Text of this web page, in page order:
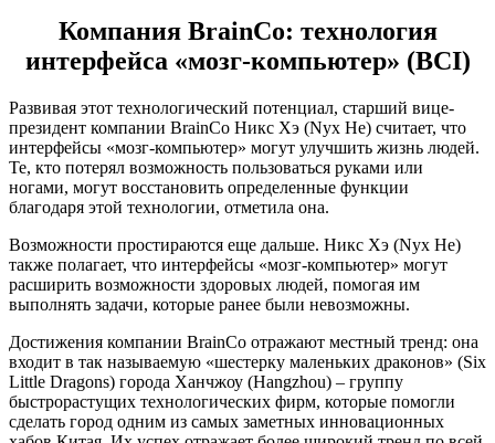
Компания BrainCo: технология
интерфейса «мозг-компьютер» (BCI)
Развивая этот технологический потенциал, старший вице-
президент компании BrainCo Никс Хэ (Nyx He) считает, что
интерфейсы «мозг-компьютер» могут улучшить жизнь людей.
Те, кто потерял возможность пользоваться руками или
ногами, могут восстановить определенные функции
благодаря этой технологии, отметила она.
Возможности простираются еще дальше. Никс Хэ (Nyx He)
также полагает, что интерфейсы «мозг-компьютер» могут
расширить возможности здоровых людей, помогая им
выполнять задачи, которые ранее были невозможны.
Достижения компании BrainCo отражают местный тренд: она
входит в так называемую «шестерку маленьких драконов» (Six
Little Dragons) города Ханчжоу (Hangzhou) – группу
быстрорастущих технологических фирм, которые помогли
сделать город одним из самых заметных инновационных